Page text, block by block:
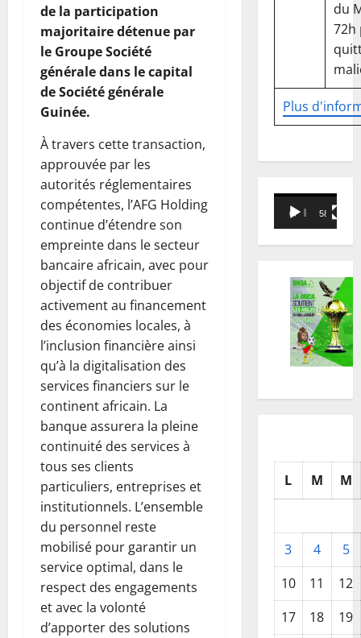
de la participation
majoritaire détenue par
le Groupe Société
générale dans le capital
de Société générale
Guinée.
À travers cette transaction,
approuvée par les
autorités réglementaires
compétentes, l’AFG Holding
continue d’étendre son
empreinte dans le secteur
bancaire africain, avec pour
objectif de contribuer
activement au financement
des économies locales, à
l’inclusion financière ainsi
qu’à la digitalisation des
services financiers sur le
continent africain. La
banque assurera la pleine
continuité des services à
tous ses clients
particuliers, entreprises et
institutionnels. L’ensemble
du personnel reste
mobilisé pour garantir un
service optimal, dans le
respect des engagements
et avec la volonté
d’apporter des solutions
Plus
du
72h
Lecteur
vidéo
00:00 58:18
L M M
3 4
5
10
11
12
17
18
19